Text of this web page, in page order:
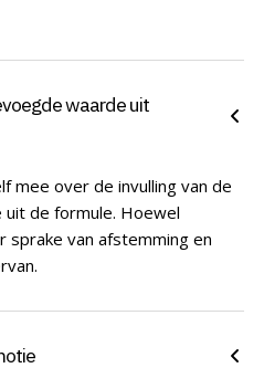
waarde uit
mee over de invulling van de
de formule. Hoewel
sprake van afstemming en